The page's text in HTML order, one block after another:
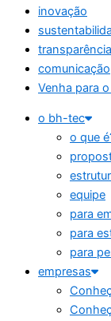
inovação
transparência
comunicação
Venha para
o bh-tec
o que
equipe
para
para
para
empresas